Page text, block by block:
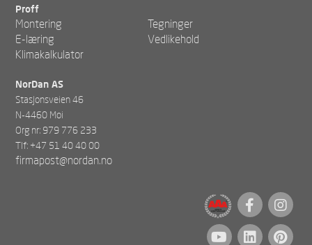
Proff
Montering
Tegninger
E-læring
Vedlikehold
Klimakalkulator
NorDan AS
Stasjonsveien 46
N-4460 Moi
Org nr: 979 776 233
Tlf: +47 51 40 40 00
firmapost@nordan.no